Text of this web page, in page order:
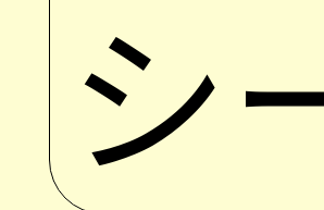
シ